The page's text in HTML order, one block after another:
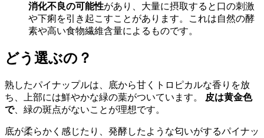
消化不良の可能性があり、大量に摂取すると口の刺激
や下痢を引き起こすことがあります。これは自然の酵
素や高い食物繊維含量によるものです。
どう選ぶの？
熟したパイナップルは、底から甘くトロピカルな香りを放
ち、上部には鮮やかな緑の葉がついています。
皮は黄金色
で、緑の斑点がないことが理想です。
底が柔らかく感じたり、発酵したような匂いがするパイナッ